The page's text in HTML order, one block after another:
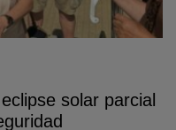
solar parcial